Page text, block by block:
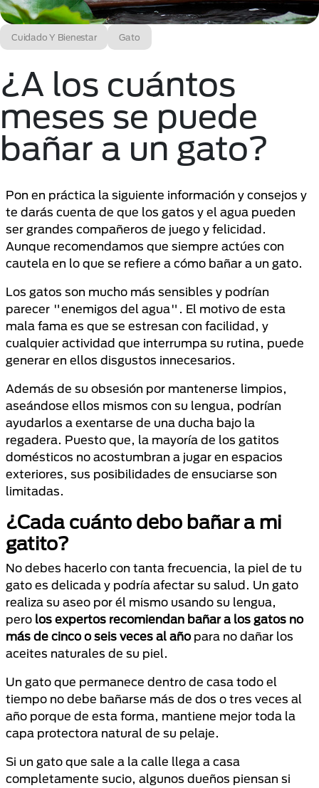
Cuidado Y Bienestar Gato
¿A los cuántos
meses se puede
bañar a un gato?
Pon en práctica la siguiente información y consejos y
te darás cuenta de que los gatos y el agua pueden
ser grandes compañeros de juego y felicidad.
Aunque recomendamos que siempre actúes con
cautela en lo que se refiere a cómo bañar a un gato.
Los gatos son mucho más sensibles y podrían
parecer "enemigos del agua". El motivo de esta
mala fama es que se estresan con facilidad, y
cualquier actividad que interrumpa su rutina, puede
generar en ellos disgustos innecesarios.
Además de su obsesión por mantenerse limpios,
aseándose ellos mismos con su lengua, podrían
ayudarlos a exentarse de una ducha bajo la
regadera. Puesto que, la mayoría de los gatitos
domésticos no acostumbran a jugar en espacios
exteriores, sus posibilidades de ensuciarse son
limitadas.
¿Cada cuánto debo bañar a mi
gatito?
No debes hacerlo con tanta frecuencia, la piel de tu
gato es delicada y podría afectar su salud. Un gato
realiza su aseo por él mismo usando su lengua,
pero los expertos recomiendan bañar a los gatos no
más de cinco o seis veces al añopara no dañar los
aceites naturales de su piel.
Un gato que permanece dentro de casa todo el
tiempo no debe bañarse más de dos o tres veces al
año porque de esta forma, mantiene mejor toda la
capa protectora natural de su pelaje.
Si un gato que sale a la calle llega a casa
completamente sucio, algunos dueños piensan si